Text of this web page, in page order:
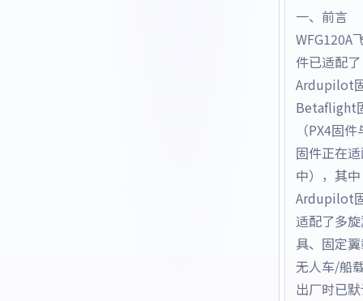
一、前言
WFG120A
件已适配了
Ardupilot
Betaflight
（PX4固
固件正在
中），其中
Ardupilot
适配了多
具、固定
无人车/船
出厂时已